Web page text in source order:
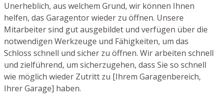
Unerheblich, aus welchem Grund, wir können Ihnen
helfen, das Garagentor wieder zu öffnen. Unsere
Mitarbeiter sind gut ausgebildet und verfügen über die
notwendigen Werkzeuge und Fähigkeiten, um das
Schloss schnell und sicher zu öffnen. Wir arbeiten schnell
und zielführend, um sicherzugehen, dass Sie so schnell
wie möglich wieder Zutritt zu [Ihrem Garagenbereich,
Ihrer Garage] haben.